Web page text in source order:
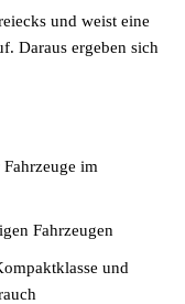
und weist eine
Daraus ergeben sich
im
Fahrzeugen
und